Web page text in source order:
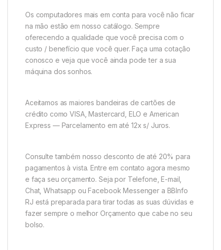
Os computadores mais em conta para você não ficar
na mão estão em nosso catálogo. Sempre
oferecendo a qualidade que você precisa com o
custo / benefício que você quer. Faça uma cotação
conosco e veja que você ainda pode ter a sua
máquina dos sonhos.
Aceitamos as maiores bandeiras de cartões de
crédito como VISA, Mastercard, ELO e American
Express — Parcelamento em até 12x s/ Juros.
Consulte também nosso desconto de até 20% para
pagamentos à vista. Entre em contato agora mesmo
e faça seu orçamento. Seja por Telefone, E-mail,
Chat, Whatsapp ou Facebook Messenger a BBInfo
RJ está preparada para tirar todas as suas dúvidas e
fazer sempre o melhor Orçamento que cabe no seu
bolso.